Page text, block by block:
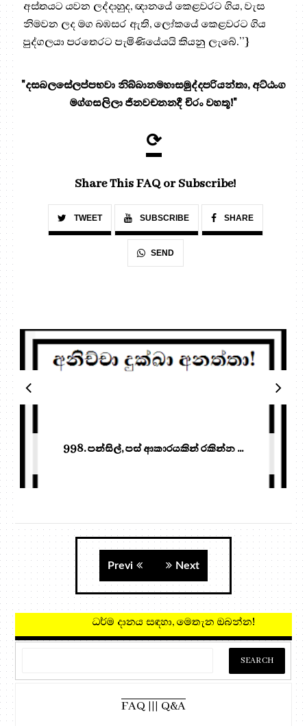
අස්තයට යවන ලද්දාහුද, ඥානයේ කෙළවරට ගිය, වැස
නිමවන ලද මග බඹසර ඇති, ලෝකයේ කෙළවරට ගිය
පුද්ගලයා පරතෙරට පැමිණියේයයි කියනු ලැබේ.’’}
"දසබලසේලප්පභවා නිබ්බානමහාසමුද්දපරියන්තා, අට්ඨංග
මග්ගසලිලා ජිනවචනනදී චිරං වහතූ!"
⟳
Share This FAQ or Subscribe!
TWEET SUBSCRIBE SHARE
SEND
998. පන්සිල්, පස් ආකාරයකින් රකින්න ...
Next
Previ
ධර්ම දානය සඳහා, මෙතැන ඔබන්න!
FAQ ||| Q&A